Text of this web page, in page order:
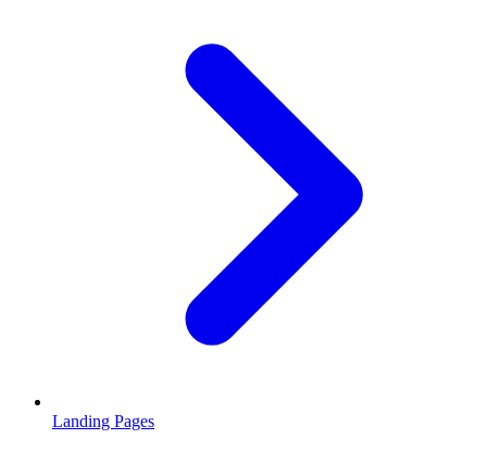
Landing Pages